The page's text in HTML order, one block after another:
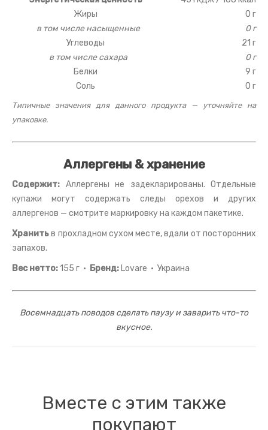
Жиры
0 г
в том числе насыщенные
0 г
Углеводы
21 г
в том числе сахара
0 г
Белки
9 г
Соль
0 г
Типичные значения для данного продукта — уточняйте на
упаковке.
Аллергены & хранение
Содержит: Аллергены не задекларированы. Отдельные
купажи могут содержать следы орехов и других
аллергенов — смотрите маркировку на каждом пакетике.
Хранитьв прохладном сухом месте, вдали от посторонних
запахов.
Вес нетто:155 г · Бренд: Lovare · Украина
Восемнадцать поводов сделать паузу и заварить что-то
вкусное.
Вместе с этим также
покупают